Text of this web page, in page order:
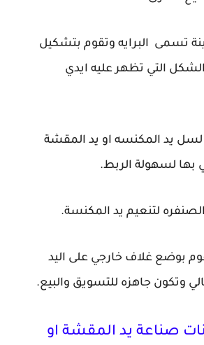
تسمى البرايه وتقوم بتشكيل
التي تظهر عليه ايدي
لسل يد المكنسه او يد المقشة
لسهولة الربط.
الصنفره لتنعيم يد المكنسة.
بوضع غلاف خارجي على اليد
وتكون جاهزه للتسويق والبيع.
صناعة يد المقشة او